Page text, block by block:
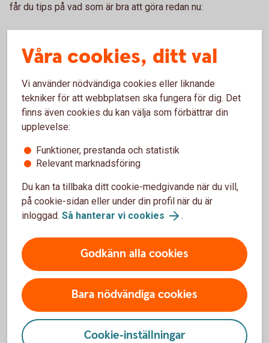
får du tips på vad som är bra att göra redan nu:
Se över vilka produkter och tjänster ni använder i dag, så
att ni vet vilka förändringar ni behöver göra.
Stäm av med er programvaruleverantör:
arbeta i ISO20022XML, om inte – när systemet kommer
att uppdateras.
Swedbank (Swedbank MIG) är klar.
Bestäm vilken eller vilka,
kommunikationslösningar ni ska välja för att
skicka och hämta betalfiler via banken:
Någon av våra ERP-integrationer
Filöverföring via internetbanken
Börja planera för övergången:
Våra cookies, ditt val
Vi använder nödvändiga cookies eller liknande
tekniker för att webbplatsen ska fungera för dig. Det
finns även cookies du kan välja som förbättrar din
upplevelse:
Funktioner, prestanda och statistik
Relevant marknadsföring
Du kan ta tillbaka ditt cookie-medgivande när du vill,
på cookie-sidan eller under din profil när du är
inloggad. Så hanterar vi cookies .
Godkänn alla cookies
Bara nödvändiga cookies
Cookie-inställningar